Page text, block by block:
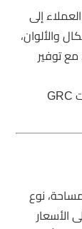
إلى
والألوان،
مع توفير
توريد جلسات GRC الرياض, عروض حدائق وجلسات GRC
نوع
الأسعار